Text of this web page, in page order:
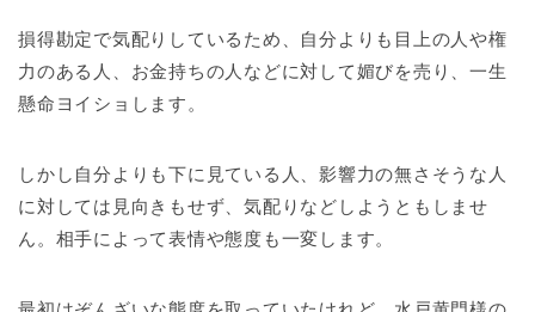
損得勘定で気配りしているため、自分よりも目上の人や権
力のある人、お金持ちの人などに対して媚びを売り、一生
懸命ヨイショします。
しかし自分よりも下に見ている人、影響力の無さそうな人
に対しては見向きもせず、気配りなどしようともしませ
ん。相手によって表情や態度も一変します。